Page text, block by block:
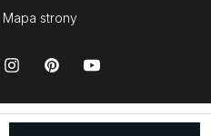
Mapa strony